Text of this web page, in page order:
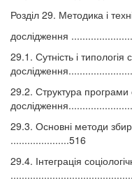
Розділ 29. Методика і
дослідження
29.1. Сутність і типологія
29.2. Структура програми
29.3. Основні методи
.....................516
29.4. Інтеграція